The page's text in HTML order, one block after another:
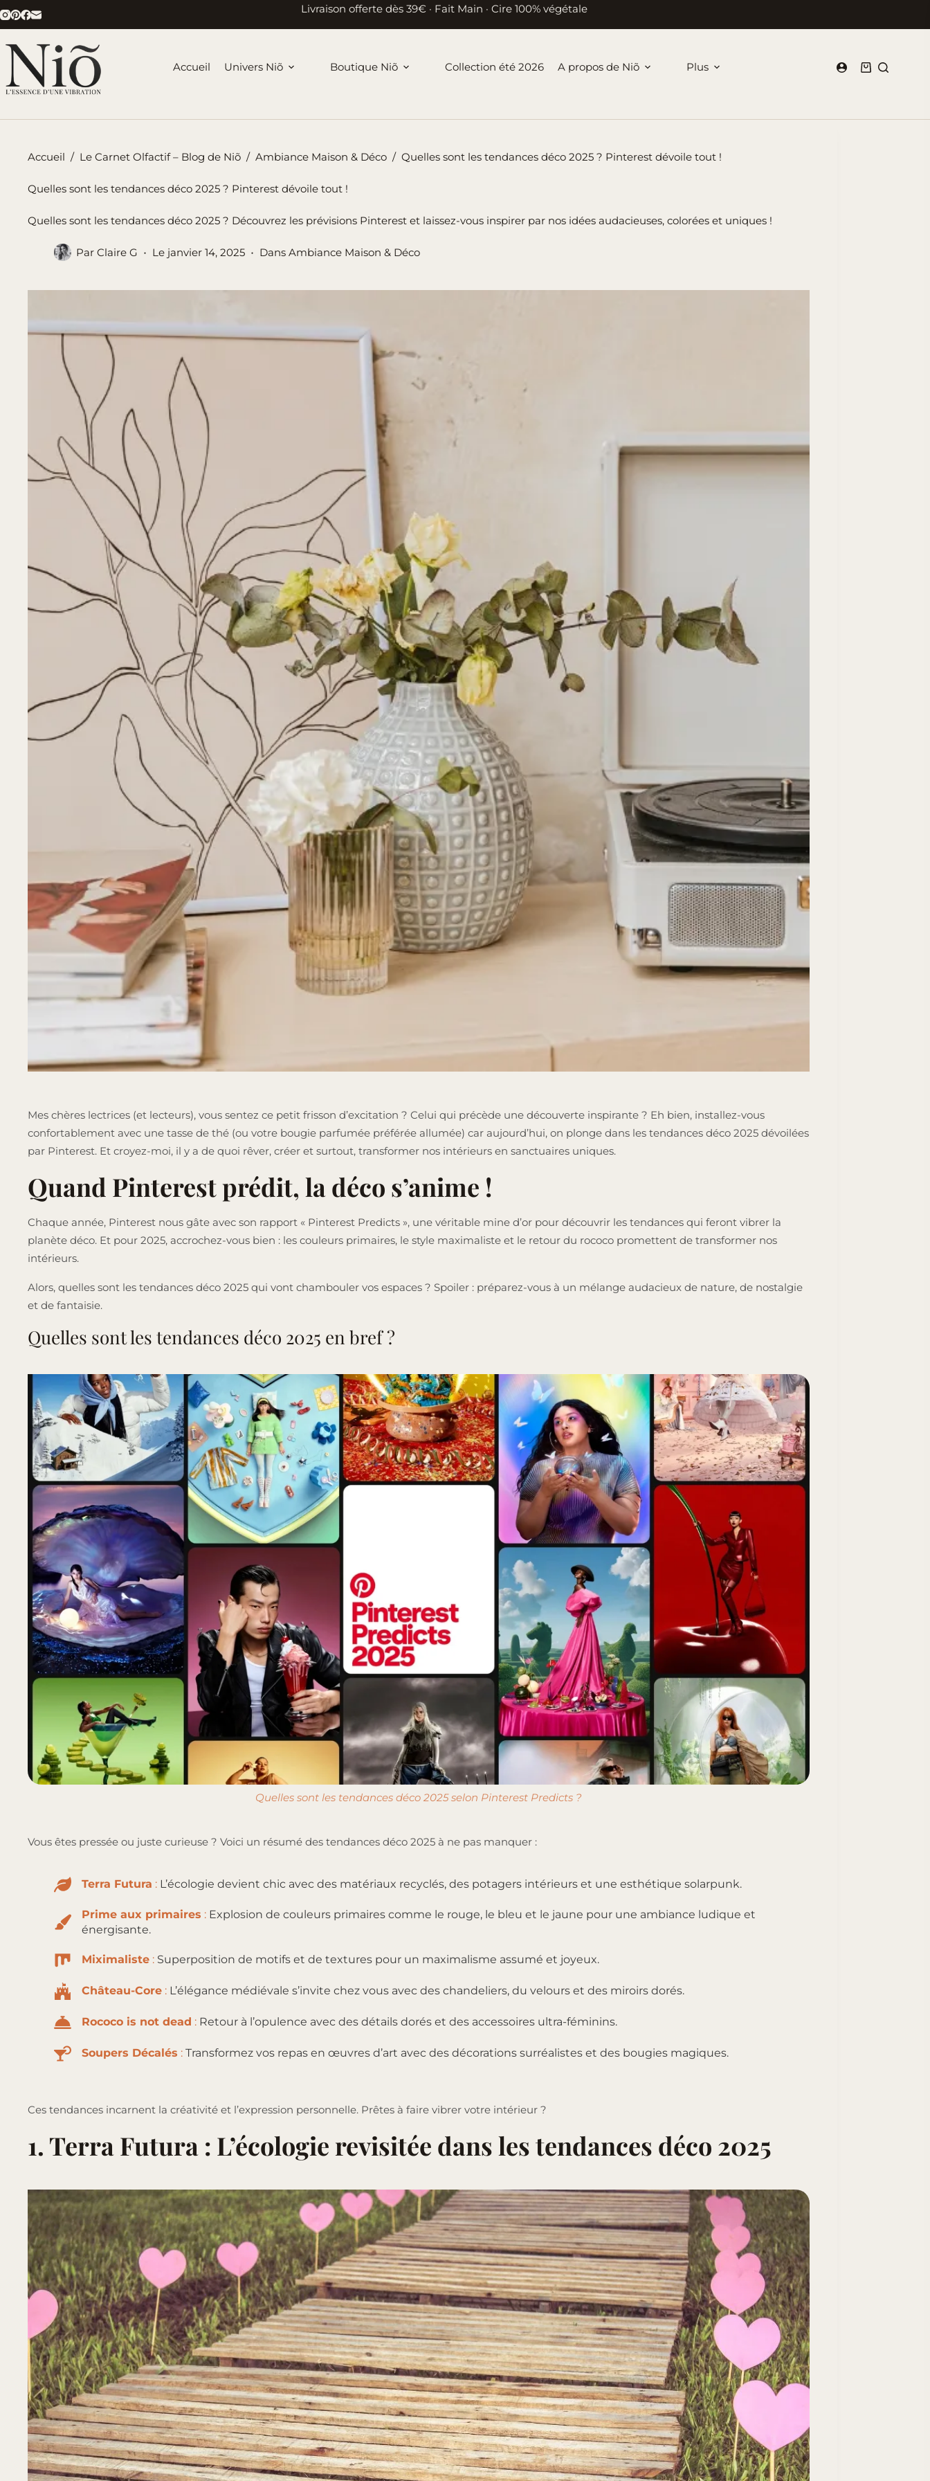
Passer
au
contenu
Livraison offerte dès 39€ · Fait Main · Cire 100% végétale
Accueil Univers Niõ Boutique Niõ Collection été 2026 A propos de Niõ Plus
Panier
Accueil / Le Carnet Olfactif – Blog de Niõ / Ambiance Maison & Déco / Quelles sont les tendances déco 2025 ? Pinterest dévoile tout !
Quelles sont les tendances déco 2025 ? Pinterest dévoile tout !
Quelles sont les tendances déco 2025 ? Découvrez les prévisions Pinterest et laissez-vous inspirer par nos idées audacieuses, colorées et uniques !
Par Claire G Le janvier 14, 2025 Dans Ambiance Maison & Déco
Mes chères lectrices (et lecteurs), vous sentez ce petit frisson d’excitation ? Celui qui précède une découverte inspirante ? Eh bien, installez-vous
confortablement avec une tasse de thé (ou votre bougie parfumée préférée allumée) car aujourd’hui, on plonge dans les tendances déco 2025 dévoilées
par Pinterest. Et croyez-moi, il y a de quoi rêver, créer et surtout, transformer nos intérieurs en sanctuaires uniques.
Quand Pinterest prédit, la déco s’anime !
Chaque année, Pinterest nous gâte avec son rapport « Pinterest Predicts », une véritable mine d’or pour découvrir les tendances qui feront vibrer la
planète déco. Et pour 2025, accrochez-vous bien : les couleurs primaires, le style maximaliste et le retour du rococo promettent de transformer nos
intérieurs.
Alors, quelles sont les tendances déco 2025 qui vont chambouler vos espaces ? Spoiler : préparez-vous à un mélange audacieux de nature, de nostalgie
et de fantaisie.
Quelles sont les tendances déco 2025 en bref ?
Quelles sont les tendances déco 2025 selon Pinterest Predicts ?
Vous êtes pressée ou juste curieuse ? Voici un résumé des tendances déco 2025 à ne pas manquer :
Terra Futura : L’écologie devient chic avec des matériaux recyclés, des potagers intérieurs et une esthétique solarpunk.
Prime aux primaires : Explosion de couleurs primaires comme le rouge, le bleu et le jaune pour une ambiance ludique et
énergisante.
Miximaliste : Superposition de motifs et de textures pour un maximalisme assumé et joyeux.
Château-Core : L’élégance médiévale s’invite chez vous avec des chandeliers, du velours et des miroirs dorés.
Rococo is not dead : Retour à l’opulence avec des détails dorés et des accessoires ultra-féminins.
Soupers Décalés : Transformez vos repas en œuvres d’art avec des décorations surréalistes et des bougies magiques.
Ces tendances incarnent la créativité et l’expression personnelle. Prêtes à faire vibrer votre intérieur ?
1. Terra Futura : L’écologie revisitée dans les tendances déco 2025